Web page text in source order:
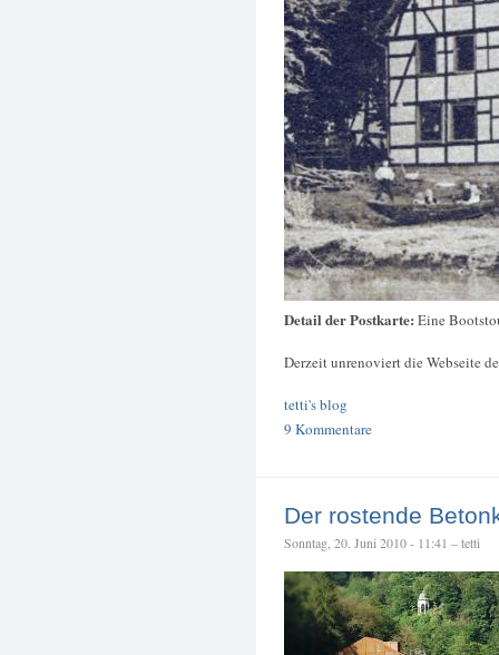
Detail der Postkarte: Eine
Derzeit unrenoviert die Webseite
tetti's blog
9 Kommentare
Der rostende
Sonntag, 20. Juni 2010 - 11:41 – tetti